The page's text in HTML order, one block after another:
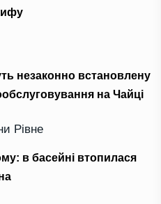
незаконно встановлену
на Чайці
Рівне
в басейні втопилася